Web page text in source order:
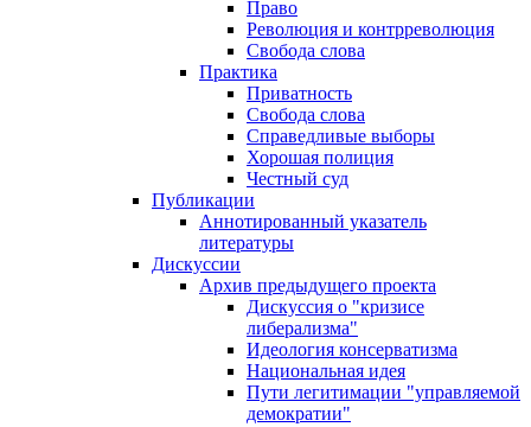
Право
Революция и контрреволюция
Свобода слова
Практика
Приватность
Свобода слова
Справедливые выборы
Хорошая полиция
Честный суд
Публикации
Аннотированный указатель
литературы
Дискуссии
Архив предыдущего проекта
Дискуссия о "кризисе
либерализма"
Идеология консерватизма
Национальная идея
Пути легитимации "управляемой
демократии"